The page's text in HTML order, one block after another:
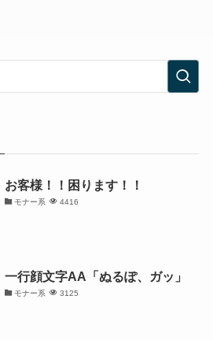
お客様！！困ります！！
モナー系 4416
一行顔文字AA「ぬるぽ、ガッ」
モナー系 3125